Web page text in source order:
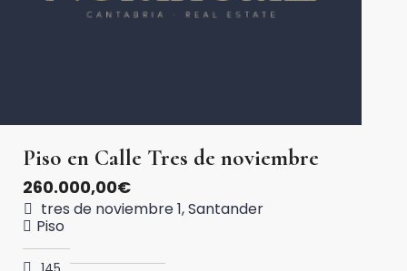
Piso en Calle Tres de noviembre
260.000,00€
tres de noviembre 1, Santander
Piso